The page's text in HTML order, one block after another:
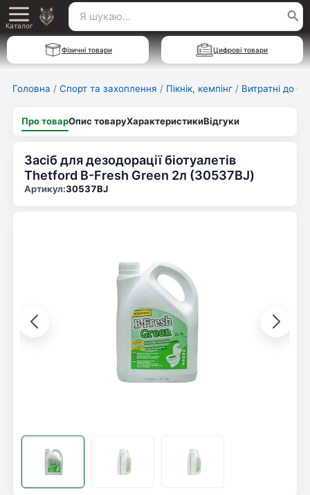
Перейти
до
вмісту
Main
Menu
Каталог
Пошук
для:
Фізичні товари Цифрові товари
Головна / Спорт та захоплення / Пікнік, кемпінг / Витратні до
Про товарОпис товаруХарактеристикиВідгуки
Засіб для дезодорації біотуалетів
Thetford B-Fresh Green 2л (30537BJ)
Артикул:30537BJ